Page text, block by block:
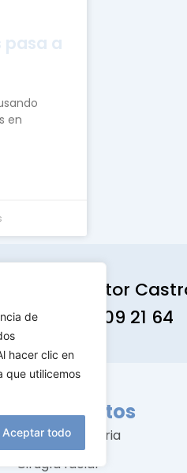
de
hacer clic en
que utilicemos
Aceptar todo
pasa a
en
Doctor
91 309 21 64
Tratamientos
Cirugía mamaria
Cirugía facial